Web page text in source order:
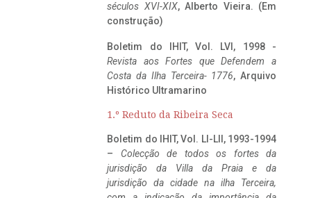
séculos XVI-XIX, Alberto Vieira. (Em
construção)
Boletim do IHIT, Vol. LVI, 1998 -
Revista aos Fortes que Defendem a
Costa da Ilha Terceira- 1776, Arquivo
Histórico Ultramarino
1.º Reduto da Ribeira Seca
Boletim do IHIT, Vol. LI-LII, 1993-1994
– Colecção de todos os fortes da
jurisdição da Villa da Praia e da
jurisdição da cidade na ilha Terceira,